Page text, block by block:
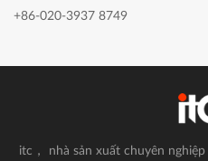
+86-020-3937 8749
itc， nhà sản xuất chuyên